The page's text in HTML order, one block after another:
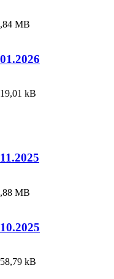
MB
kB
MB
kB